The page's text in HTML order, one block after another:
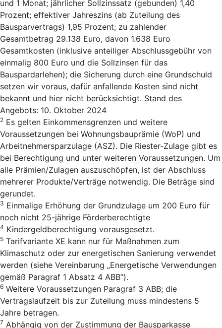
und 1 Monat; jährlicher Sollzinssatz (gebunden) 1,40
Prozent; effektiver Jahreszins (ab Zuteilung des
Bausparvertrags) 1,95 Prozent; zu zahlender
Gesamtbetrag 29.138 Euro, davon 1.638 Euro
Gesamtkosten (inklusive anteiliger Abschlussgebühr von
einmalig 800 Euro und die Sollzinsen für das
Bauspardarlehen); die Sicherung durch eine Grundschuld
setzen wir voraus, dafür anfallende Kosten sind nicht
bekannt und hier nicht berücksichtigt. Stand des
Angebots: 10. Oktober 2024
2 Es gelten Einkommensgrenzen und weitere
Voraussetzungen bei Wohnungsbauprämie (WoP) und
Arbeitnehmersparzulage (ASZ). Die Riester-Zulage gibt es
bei Berechtigung und unter weiteren Voraussetzungen. Um
alle Prämien/Zulagen auszuschöpfen, ist der Abschluss
mehrerer Produkte/Verträge notwendig. Die Beträge sind
gerundet.
3 Einmalige Erhöhung der Grundzulage um 200 Euro für
noch nicht 25-jährige Förderberechtigte
4 Kindergeldberechtigung vorausgesetzt.
5 Tarifvariante XE kann nur für Maßnahmen zum
Klimaschutz oder zur energetischen Sanierung verwendet
werden (siehe Vereinbarung „Energetische Verwendungen
gemäß Paragraf 1 Absatz 4 ABB“).
6 Weitere Voraussetzungen Paragraf 3 ABB; die
Vertragslaufzeit bis zur Zuteilung muss mindestens 5
Jahre betragen.
7 Abhängig von der Zustimmung der Bausparkasse